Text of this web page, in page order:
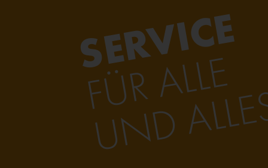
SERVICE
FÜR ALLE
UND